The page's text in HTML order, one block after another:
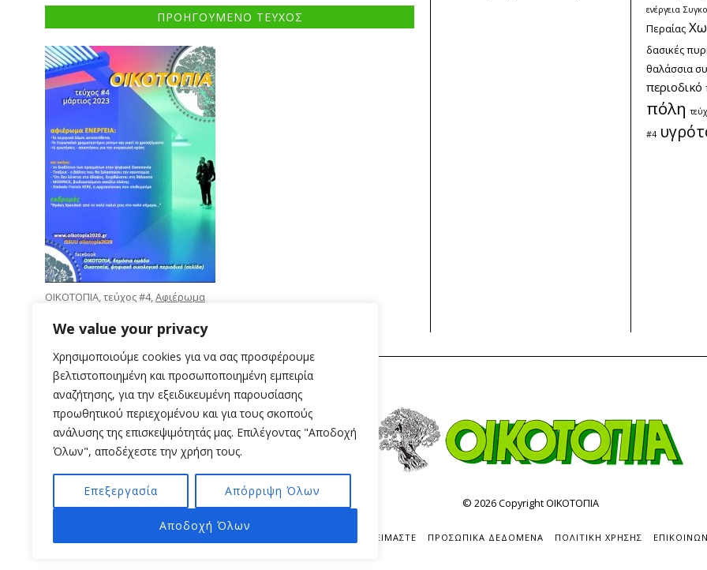
We value your privacy
Χρησιμοποιούμε cookies για να σας προσφέρουμε
βελτιστοποιημένη και προσωποποιημένη εμπειρία
αναζήτησης, για την εξειδικευμένη παρουσίασης
προωθητικού περιεχομένου και για τους σκοπούς
ανάλυσης της επισκεψιμότητάς μας. Επιλέγοντας "Αποδοχή
Όλων", αποδέχεστε την χρήση τους.
Επεξεργασία Απόρριψη Όλων
Αποδοχή Όλων
ΠΡΟΗΓΟΥΜΕΝΟ ΤΕΥΧΟΣ
ΟΙΚΟΤΟΠΙΑ, τεύχος #4,Αφιέρωμα
ενέργεια
Περαίας
δασικές
θαλάσσια
περιοδικό
πόλη
#4
© 2026Copyright ΟΙΚΟΤΟΠΙΑ
ΠΟΙΟΙ ΕΙΜΑΣΤΕ ΠΡΟΣΩΠΙΚΑ ΔΕΔΟΜΕΝΑ ΠΟΛΙΤΙΚΗ ΧΡΗΣΗΣ